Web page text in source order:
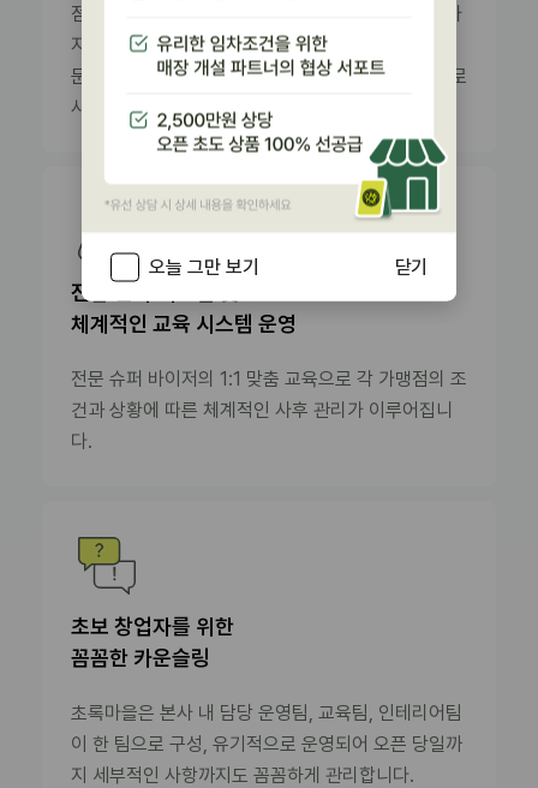
점포의 위치나 상권의 특성이 사업 성공의 70%를 차
지하므로 초록마을은 본사 내 전문 점포 개발팀의 전
문가들이 지역 특성, 입지 조사, 상권 분석을 바탕으로
사업 성공 확률을 극대화시키고 있습니다.
전담 관리 시스템 및
체계적인 교육 시스템 운영
전문 슈퍼 바이저의 1:1 맞춤 교육으로 각 가맹점의 조
건과 상황에 따른 체계적인 사후 관리가 이루어집니
다.
초보 창업자를 위한
꼼꼼한 카운슬링
초록마을은 본사 내 담당 운영팀, 교육팀, 인테리어팀
이 한 팀으로 구성, 유기적으로 운영되어 오픈 당일까
지 세부적인 사항까지도 꼼꼼하게 관리합니다.
오늘 그만 보기 닫기